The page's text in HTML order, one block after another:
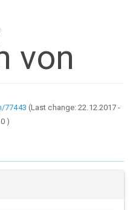
von
77443 (Last change:22.12.2017 -
)